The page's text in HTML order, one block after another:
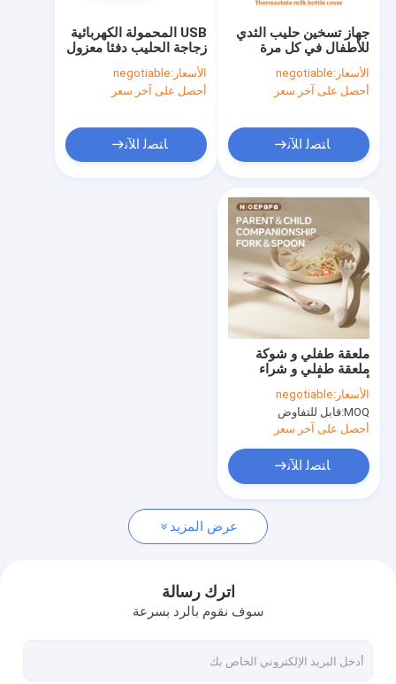
منتجات
معلومات عنا
جولة في المعمل
مراقبة الجودة
اتصل بنا
أخبار
حالات
جهاز تسخين رضّاعات الأطفال المحمول
سخان زجاجة التحكم في درجة الحرارة
زجاجة الطفل بغطاء الوجه
USB المحمولة الكهربائية
زجاجة الحليب دفئا معزول
غطاء ترموستات لسيارة
السفر مثالية أثناء التنقل
الأسعار:negotiable
أحصل على آخر سعر
ﺎﺘﺼﻟ ﺍﻶﻧ
جهاز تسخين حليب الثدي
للأطفال في كل مرة
42 درجة مئوية
الأسعار:negotiable
أحصل على آخر سعر
ﺎﺘﺼﻟ ﺍﻶﻧ
ملعقة طفلي و شوكة
ملعقة طفلي و شراء
أطفال و أطفال
الأسعار:negotiable
MOQ: قابل للتفاوض
أحصل على آخر سعر
ﺎﺘﺼﻟ ﺍﻶﻧ
عرض المزيد
اترك رسالة
سوف نقوم بالرد بسرعة